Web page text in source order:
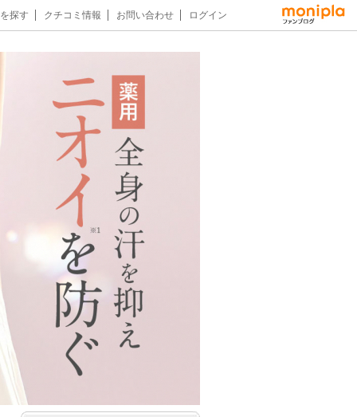
探す クチコミ情報 お問い合わせ ログイン